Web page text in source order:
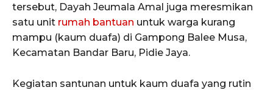
tersebut, Dayah Jeumala Amal juga meresmikan
satu unit rumah bantuan untuk warga kurang
mampu (kaum duafa) di Gampong Balee Musa,
Kecamatan Bandar Baru, Pidie Jaya.
Kegiatan santunan untuk kaum duafa yang rutin